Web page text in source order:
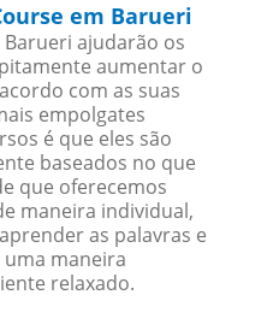
em Barueri
ajudarão os
aumentar o
com as suas
empolgates
é que eles são
baseados no que
que oferecemos
maneira individual,
as palavras e
uma maneira
relaxado.